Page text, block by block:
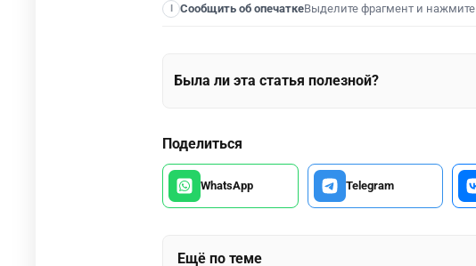
Сообщить об опечаткеВыделите фрагмент и нажмите
Была ли эта статья полезной?
Поделиться
WhatsApp Telegram
Ещё по теме